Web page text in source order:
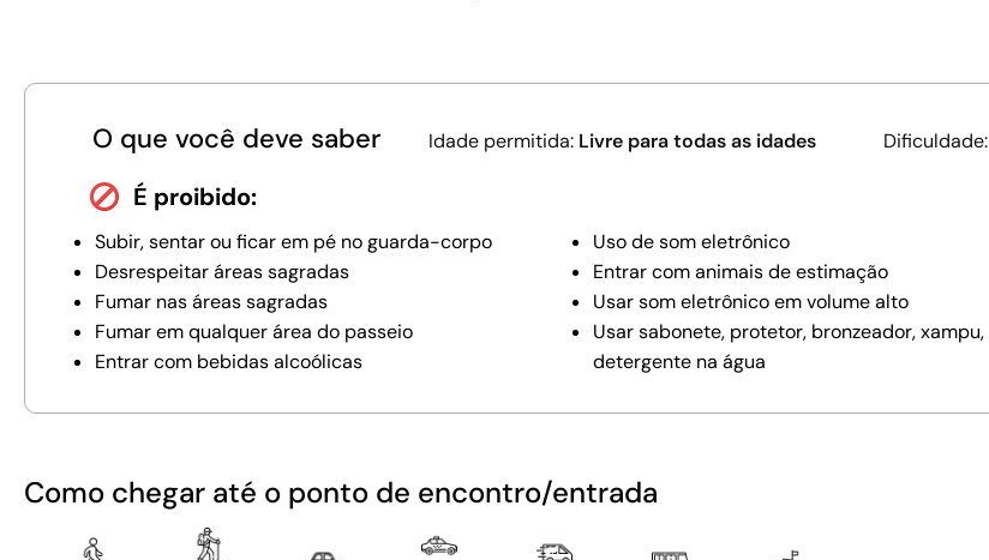
O que você deve saber Idade permitida: Livre para todas as idades Dificuldade:
É proibido:
Subir, sentar ou ficar em pé no guarda-corpo
Desrespeitar áreas sagradas
Fumar nas áreas sagradas
Fumar em qualquer área do passeio
Entrar com bebidas alcoólicas
Uso de som eletrônico
Entrar com animais de estimação
Usar som eletrônico em volume alto
Usar sabonete, protetor, bronzeador, xampu,
detergente na água
Como chegar até o ponto de encontro/entrada